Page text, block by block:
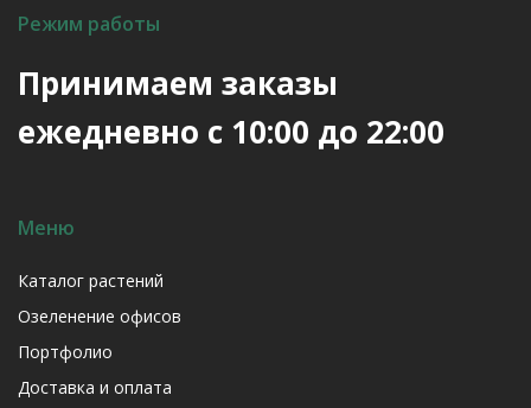
Режим работы
Принимаем заказы
ежедневно с 10:00 до 22:00
Меню
Каталог растений
Озеленение офисов
Портфолио
Доставка и оплата